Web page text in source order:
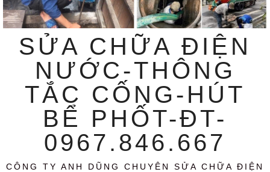
SỬA CHỮA ĐIỆN
NƯỚC-THÔNG
TẮC CỐNG-HÚT
BỂ PHỐT-ĐT-
0967.846.667
CÔNG TY ANH DŨNG CHUYÊN SỬA CHỮA ĐIỆN